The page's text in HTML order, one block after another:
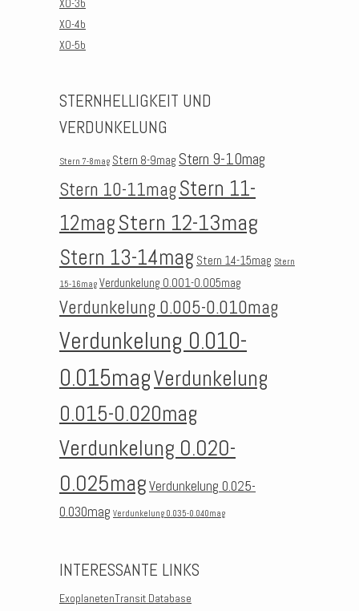
XO-3b
XO-4b
XO-5b
STERNHELLIGKEIT UND
VERDUNKELUNG
Stern 7-8mag Stern 8-9mag Stern 9-10mag
Stern 10-11mag Stern 11-
12magStern 12-13mag
Stern 13-14mag Stern 14-15mag Stern
15-16mag Verdunkelung 0.001-0.005mag
Verdunkelung 0.005-0.010mag
Verdunkelung 0.010-
0.015magVerdunkelung
0.015-0.020mag
Verdunkelung 0.020-
0.025magVerdunkelung 0.025-
0.030mag Verdunkelung 0.035-0.040mag
INTERESSANTE LINKS
ExoplanetenTransit Database